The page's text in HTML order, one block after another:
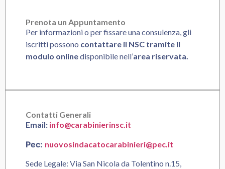
Prenota un Appuntamento
Per informazioni o per fissare una consulenza, gli
iscritti possono contattare il NSC tramite il
modulo onlinedisponibile nell’area riservata.
Contatti Generali
Email: info@carabinierinsc.it
Pec: nuovosindacatocarabinieri@pec.it
Sede Legale: Via San Nicola da Tolentino n.15,